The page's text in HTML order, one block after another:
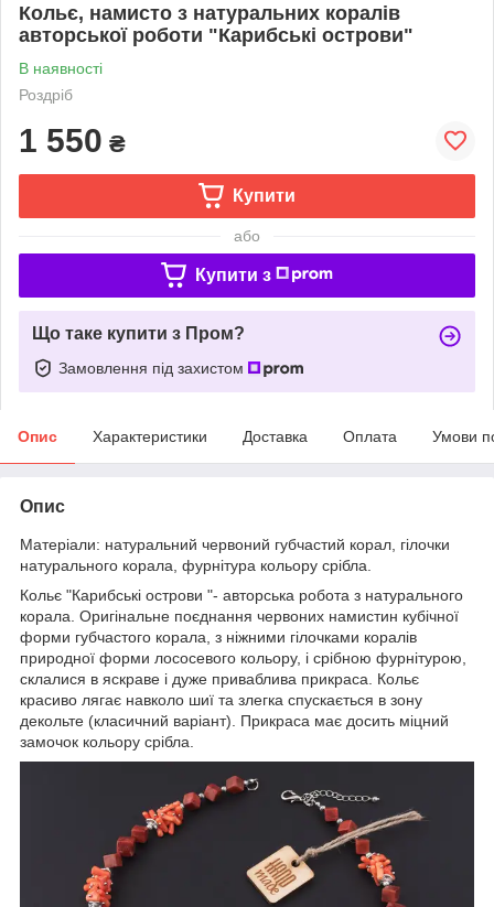
Кольє, намисто з натуральних коралів
авторської роботи "Карибські острови"
В наявності
Роздріб
1 550 ₴
Купити
або
Купити з
Що таке купити з Пром?
Замовлення під захистом
Опис Характеристики Доставка Оплата Умови
Опис
Матеріали: натуральний червоний губчастий корал, гілочки
натурального корала, фурнітура кольору срібла.
Кольє "Карибські острови "- авторська робота з натурального
корала. Оригінальне поєднання червоних намистин кубічної
форми губчастого корала, з ніжними гілочками коралів
природної форми лососевого кольору, і срібною фурнітурою,
склалися в яскраве і дуже приваблива прикраса. Кольє
красиво лягає навколо шиї та злегка спускається в зону
декольте (класичний варіант). Прикраса має досить міцний
замочок кольору срібла.